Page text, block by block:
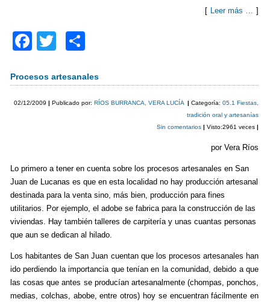
[ Leer más … ]
F
c
e
k
T
tt
er
m
p
Procesos artesanales
02/12/2009 | Publicado por:RÍOS BURRANCA, VERA LUCÍA |Categoría:05.1 Fiestas,
tradición oral y artesanías
Sin comentarios| Visto:2961 veces|
por Vera Ríos
Lo primero a tener en cuenta sobre los procesos artesanales en San
Juan de Lucanas es que en esta localidad no hay producción artesanal
destinada para la venta sino, más bien, producción para fines
utilitarios. Por ejemplo, el adobe se fabrica para la construcción de las
viviendas. Hay también talleres de carpitería y unas cuantas personas
que aun se dedican al hilado.
Los habitantes de San Juan cuentan que los procesos artesanales han
ido perdiendo la importancia que tenían en la comunidad, debido a que
las cosas que antes se producían artesanalmente (chompas, ponchos,
medias, colchas, abobe, entre otros) hoy se encuentran fácilmente en